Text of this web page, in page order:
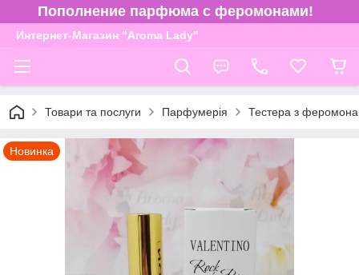
Пополнение парфюма с феромонами!
Интернет-Магазин "Aroma Lady"
Товари та послуги Парфумерія Тестера з
Новинка